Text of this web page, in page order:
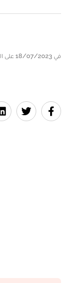
في 18/07/2023 على الساعة 10:00